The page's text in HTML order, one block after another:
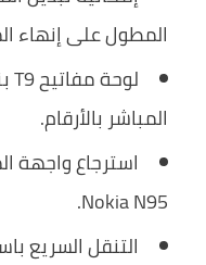
المطول على إنهاء
المباشر بالأرقام.
استرجاع واجهة
Nokia N95.
التنقل السريع